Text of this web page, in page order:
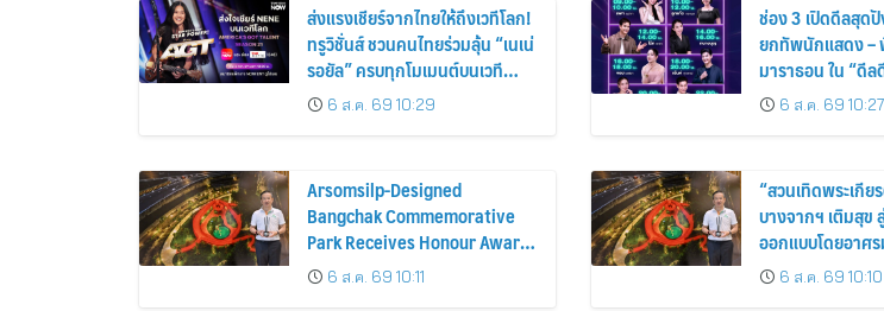
ส่งแรงเชียร์จากไทยให้ถึงเวทีโลก!
ทรูวิชั่นส์ ชวนคนไทยร่วมลุ้น “เนเน่
รอยัล” ครบทุกโมเมนต์บนเวที
AMERICA’S GOT TALENT
SEASON 21
6 ส.ค. 69 10:29
ช่อง 3 เปิดดีลสุด
ยกทัพนักแสดง –
มาราธอน ใน “ดี
ชั่วโมง”
6 ส.ค. 69 10:27
Arsomsilp-Designed
Bangchak Commemorative
Park Receives Honour Award
at MLAA 2026
6 ส.ค. 69 10:11
“สวนเทิดพระเกี
บางจากฯ เติมสุข
ออกแบบโดยอาศ
รางวัล Malaysia
Architecture
6 ส.ค. 69 10:10